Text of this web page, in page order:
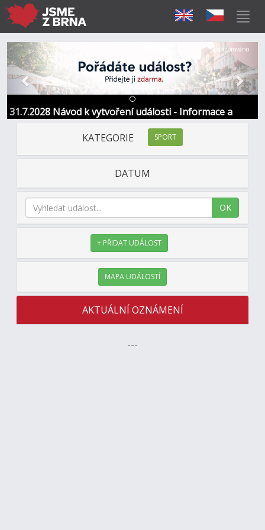
31.7.2028 Návod k vytvoření události - Informace a
kontakt
Předchozí Další
Sponzorováno
KATEGORIE SPORT
DATUM
OK
+ PŘIDAT UDÁLOST
MAPA UDÁLOSTÍ
AKTUÁLNÍ OZNÁMENÍ
---